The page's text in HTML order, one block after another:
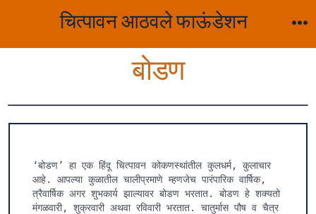
चित्पावन आठवले फाऊंडेशन
बोडण
‘बोडण’ हा एक हिंदू चित्पावन कोकणस्थांतील कुलधर्म, कुलाचार
आहे. आपल्या कुळातील चालीप्रमाणे म्हणजेच पारंपारिक वार्षिक,
त्रैवार्षिक अगर शुभकार्य झाल्यावर बोडण भरतात. बोडण हे शक्यतो
मंगळवारी, शुक्रवारी अथवा रविवारी भरतात. चातुर्मास पौष व चैत्र